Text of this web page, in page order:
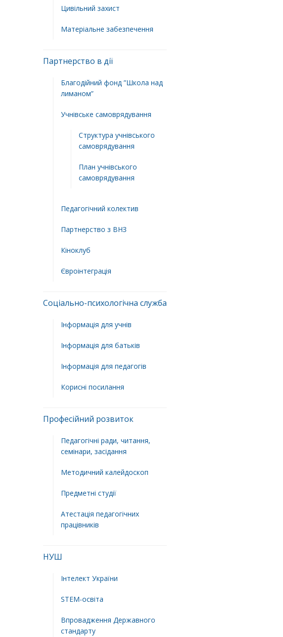
Цивільний захист
Матеріальне забезпечення
Партнерство в дії
Благодійний фонд ”Школа над
лиманом”
Учнівське самоврядування
Структура учнiвського
самоврядування
План учнiвського
самоврядування
Педагогічний колектив
Партнерство з ВНЗ
Кіноклуб
Євроінтеграція
Соціально-психологічна служба
Інформація для учнів
Інформація для батьків
Інформація для педагогів
Корисні посилання
Професійний розвиток
Педагогічні ради, читання,
семінари, засідання
Методичний калейдоскоп
Предметні студії
Атестація педагогічних
працівників
НУШ
Інтелект України
STEM-освіта
Впровадження Державного
стандарту